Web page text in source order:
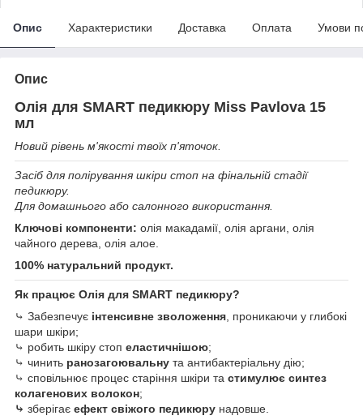
Опис Характеристики Доставка Оплата Умови
Опис
Олія для SMART педикюру Miss Pavlova 15
мл
Новий рівень м'якості твоїх п'яточок.
Засіб для полірування шкіри стоп на фінальній стадії
педикюру.
Для домашнього або салонного використання.
Ключові компоненти: олія макадамії, олія аргани, олія
чайного дерева, олія алое.
100% натуральний продукт.
Як працює Олія для SMART педикюру?
⤷ Забезпечує інтенсивне зволоження , проникаючи у глибокі
шари шкіри;
⤷ робить шкіру стоп еластичнішою;
⤷ чинить ранозагоювальну та антибактеріальну дію;
⤷ сповільнює процес старіння шкіри та стимулює синтез
колагенових волокон;
⤷ зберігає ефект свіжого педикюру надовше.